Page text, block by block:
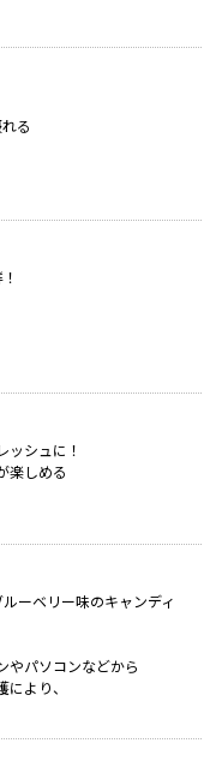
る
ッシュに！
楽しめる
ーベリー味のキャンディ
やパソコンなどから
より、